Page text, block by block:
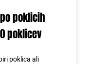
poklicih
poklicev
poklica ali